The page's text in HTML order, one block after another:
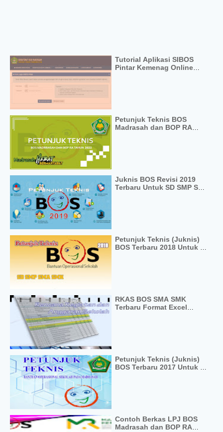
Tutorial Aplikasi SIBOS
Pintar Kemenag Online
Petunjuk Teknis BOS
Madrasah dan BOP RA
Juknis BOS Revisi 2019
Terbaru Untuk SD SMP SMA
Petunjuk Teknis (Juknis)
BOS Terbaru 2018 Untuk SD
RKAS BOS SMA SMK
Terbaru Format Excel
Petunjuk Teknis (Juknis)
BOS Terbaru 2017 Untuk MI
Contoh Berkas LPJ BOS
Madrasah dan BOP RA